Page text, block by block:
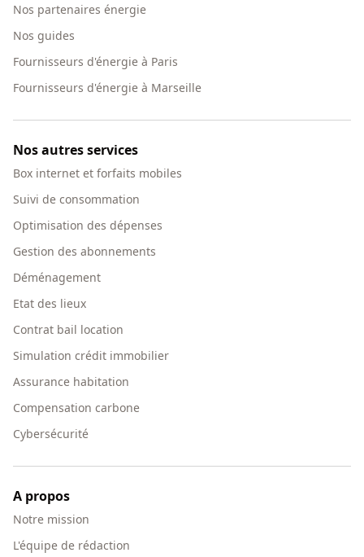
Nos partenaires énergie
Nos guides
Fournisseurs d'énergie à Paris
Fournisseurs d'énergie à Marseille
Nos autres services
Box internet et forfaits mobiles
Suivi de consommation
Optimisation des dépenses
Gestion des abonnements
Déménagement
Etat des lieux
Contrat bail location
Simulation crédit immobilier
Assurance habitation
Compensation carbone
Cybersécurité
A propos
Notre mission
L'équipe de rédaction